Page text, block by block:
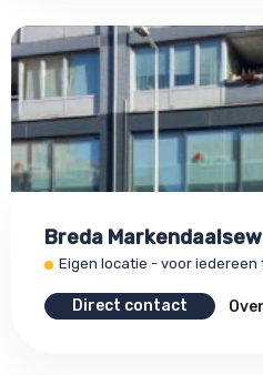
Breda
Eigen locatie - voor iedereen
Direct contact